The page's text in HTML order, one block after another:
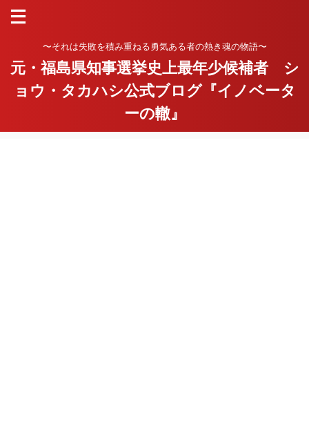
〜それは失敗を積み重ねる勇気ある者の熱き魂の物語〜
元・福島県知事選挙史上最年少候補者 シ
ョウ・タカハシ公式ブログ『イノベータ
ーの轍』